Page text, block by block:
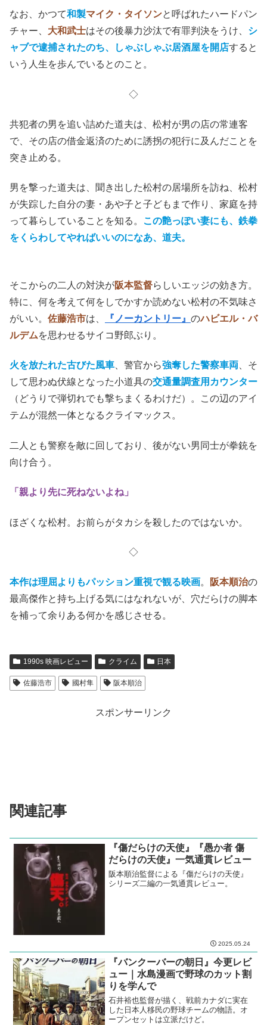
なお、かつて和製マイク・タイソンと呼ばれたハードパン
チャー、 大和武士はその後暴力沙汰で有罪判決をうけ、 シ
ャブで逮捕されたのち、しゃぶしゃぶ居酒屋を開店すると
いう人生を歩んでいるとのこと。
◇
共犯者の男を追い詰めた道夫は、松村が男の店の常連客
で、その店の借金返済のために誘拐の犯行に及んだことを
突き止める。
男を撃った道夫は、聞き出した松村の居場所を訪ね、松村
が失踪した自分の妻・あや子と子どもまで作り、家庭を持
って暮らしていることを知る。 この艶っぽい妻にも、鉄拳
をくらわしてやればいいのになあ、道夫。
そこからの二人の対決が阪本監督らしいエッジの効き方。
特に、何を考えて何をしでかすか読めない松村の不気味さ
がいい。 佐藤浩市は、 『ノーカントリー』 のハビエル・バ
ルデムを思わせるサイコ野郎ぶり。
火を放たれた古びた風車、警官から強奪した警察車両、そ
して思わぬ伏線となった小道具の交通量調査用カウンター
（どうりで弾切れでも撃ちまくるわけだ）。この辺のアイ
テムが混然一体となるクライマックス。
二人とも警察を敵に回しており、後がない男同士が拳銃を
向け合う。
「親より先に死ねないよね」
ほざくな松村。お前らがタカシを殺したのではないか。
◇
本作は理屈よりもパッション重視で観る映画。 阪本順治の
最高傑作と持ち上げる気にはなれないが、穴だらけの脚本
を補って余りある何かを感じさせる。
1990s 映画レビュー クライム 日本
佐藤浩市 國村隼 阪本順治
スポンサーリンク
関連記事
『傷だらけの天使』『愚か者 傷
だらけの天使』一気通貫レビュー
阪本順治監督による『傷だらけの天使』
シリーズ二編の一気通貫レビュー。
2025.05.24
『バンクーバーの朝日』今更レビ
ュー｜水島漫画で野球のカット割
りを学んで
石井裕也監督が描く、戦前カナダに実在
した日本人移民の野球チームの物語。オ
ープンセットは立派だけど。